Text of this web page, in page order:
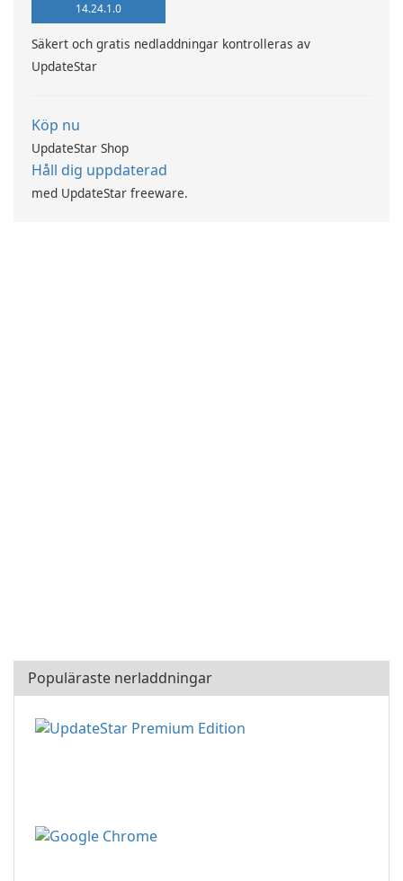
14.24.1.0
Säkert och gratis nedladdningar kontrolleras av
UpdateStar
Köp nu
UpdateStar Shop
Håll dig uppdaterad
med UpdateStar freeware.
Populäraste nerladdningar